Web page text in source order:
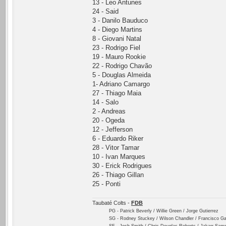
13 - Leo Antunes
24 - Said
3 - Danilo Bauduco
4 - Diego Martins
8 - Giovani Natal
23 - Rodrigo Fiel
19 - Mauro Rookie
22 - Rodrigo Chavão
5 - Douglas Almeida
1- Adriano Camargo
27 - Thiago Maia
14 - Salo
2 - Andreas
20 - Ogeda
12 - Jefferson
6 - Eduardo Riker
28 - Vitor Tamar
10 - Ivan Marques
30 - Erick Rodrigues
26 - Thiago Gillan
25 - Ponti
Taubaté Colts - FDB
PG - Patrick Beverly / Willie Green / Jorge Gutierrez
SG - Rodney Stuckey / Wilson Chandler / Francisco